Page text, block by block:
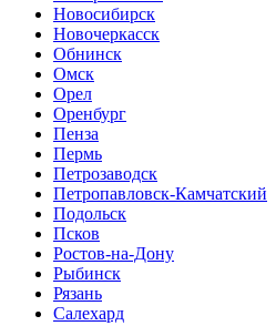
Новосибирск
Новочеркасск
Обнинск
Омск
Орел
Оренбург
Пенза
Пермь
Петрозаводск
Петропавловск-Камчатский
Подольск
Псков
Ростов-на-Дону
Рыбинск
Рязань
Салехард